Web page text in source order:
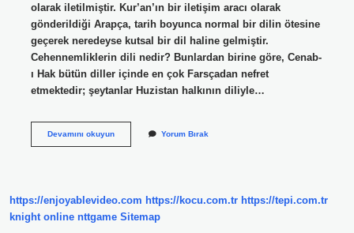
olarak iletilmiştir. Kur’an’ın bir iletişim aracı olarak
gönderildiği Arapça, tarih boyunca normal bir dilin ötesine
geçerek neredeyse kutsal bir dil haline gelmiştir.
Cehennemliklerin dili nedir? Bunlardan birine göre, Cenab-
ı Hak bütün diller içinde en çok Farsçadan nefret
etmektedir; şeytanlar Huzistan halkının diliyle…
Devamını okuyunAhirette
Yorum Bırak
https://enjoyablevideo.com https://kocu.com.tr https://tepi.com.tr
knight online nttgame Sitemap